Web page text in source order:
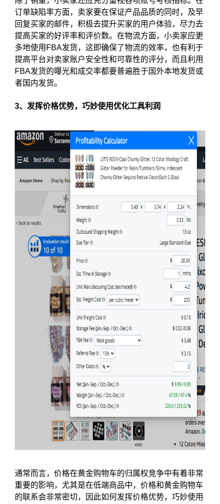
订单缺陷率方面，卖家要在保证产品品质的同时，及早
回复买家的邮件，积极去提升买家的用户体验，尽力去
提高买家的好评率和评价数。在物流方面，小卖家应更
多地使用FBA发货，这即确保了物流的效率，也有利于
提高平台对卖家账户安全性和可靠性的评分，而且利用
FBA发货的曝光和成交率都要普遍胜于国外本地发货或
者国内发货。
3、发挥价格优势，巧妙使用优化工具利润
通常而言，价格在黄金购物车的归属权竞争中有着非常
重要的影响，尤其是在低端商品中，价格和黄金购物车
的联系会非常密切，因此如何发挥价格优势，巧妙使用